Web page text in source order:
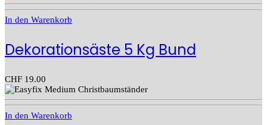
In den Warenkorb
Dekorationsäste 5 Kg Bund
CHF 19.00
In den Warenkorb